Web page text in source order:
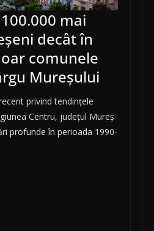
mai
decât în
comunele
Mureșului
privind tendințele
Centru, județul Mureș
profunde în perioada 1990-